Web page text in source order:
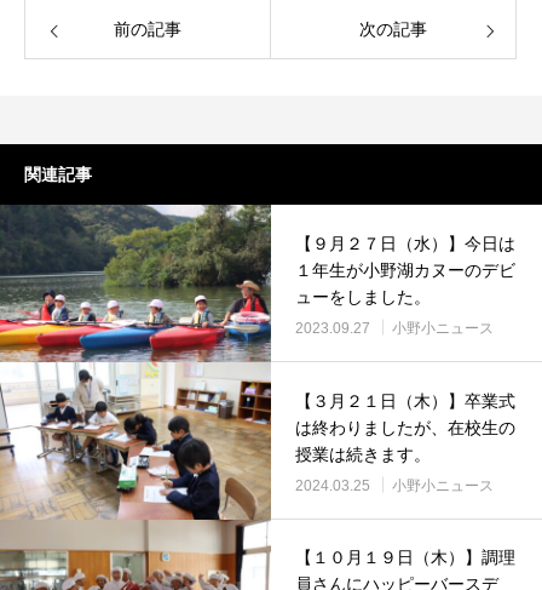
前の記事 次の記事
関連記事
【９月２７日（水）】今日は
１年生が小野湖カヌーのデビ
ューをしました。
2023.09.27 小野小ニュース
【３月２１日（木）】卒業式
は終わりましたが、在校生の
授業は続きます。
2024.03.25 小野小ニュース
【１０月１９日（木）】調理
員さんにハッピーバースデ